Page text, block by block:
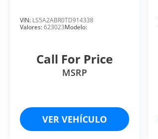
VIN: LS5A2ABR0TD914338
Valores:623023Modelo:
Call For Price
MSRP
VER VEHÍCULO